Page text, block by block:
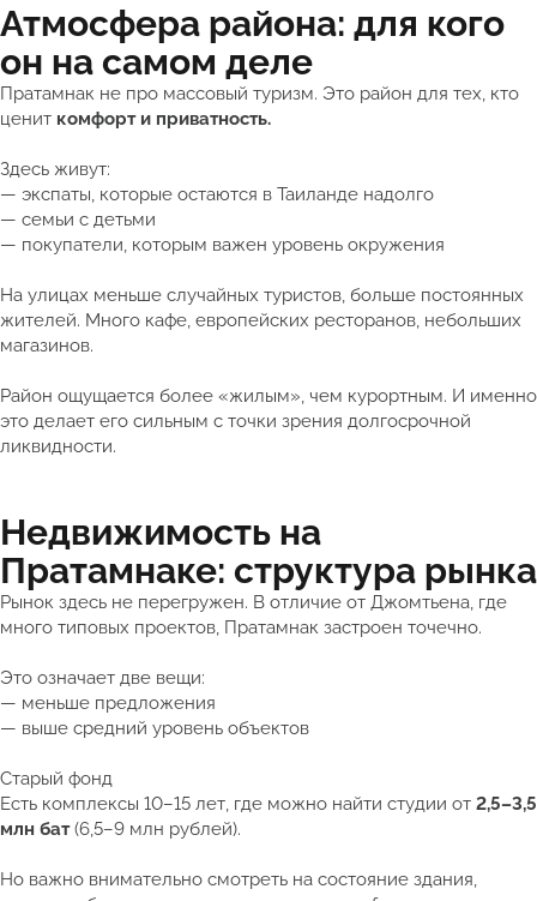
Атмосфера района: для кого
он на самом деле
Пратамнак не про массовый туризм. Это район для тех, кто
ценит комфорт и приватность.
Здесь живут:
— экспаты, которые остаются в Таиланде надолго
— семьи с детьми
— покупатели, которым важен уровень окружения
На улицах меньше случайных туристов, больше постоянных
жителей. Много кафе, европейских ресторанов, небольших
магазинов.
Район ощущается более «жилым», чем курортным. И именно
это делает его сильным с точки зрения долгосрочной
ликвидности.
Недвижимость на
Пратамнаке: структура рынка
Рынок здесь не перегружен. В отличие от Джомтьена, где
много типовых проектов, Пратамнак застроен точечно.
Это означает две вещи:
— меньше предложения
— выше средний уровень объектов
Старый фонд
Есть комплексы 10–15 лет, где можно найти студии от 2,5–3,5
млн бат(6,5–9 млн рублей).
Но важно внимательно смотреть на состояние здания,